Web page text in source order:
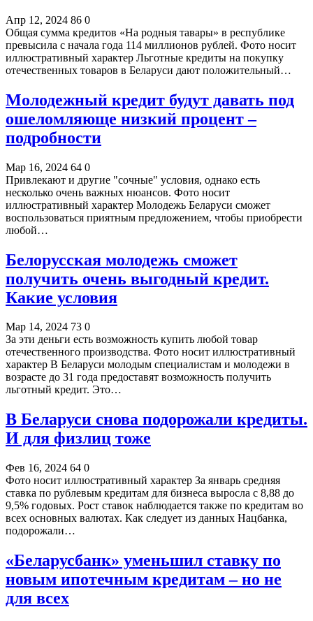
Апр 12, 2024 86 0
Общая сумма кредитов «На родныя тавары» в республике
превысила с начала года 114 миллионов рублей. Фото носит
иллюстративный характер Льготные кредиты на покупку
отечественных товаров в Беларуси дают положительный…
Молодежный кредит будут давать под
ошеломляюще низкий процент –
подробности
Мар 16, 2024 64 0
Привлекают и другие "сочные" условия, однако есть
несколько очень важных нюансов. Фото носит
иллюстративный характер Молодежь Беларуси сможет
воспользоваться приятным предложением, чтобы приобрести
любой…
Белорусская молодежь сможет
получить очень выгодный кредит.
Какие условия
Мар 14, 2024 73 0
За эти деньги есть возможность купить любой товар
отечественного производства. Фото носит иллюстративный
характер В Беларуси молодым специалистам и молодежи в
возрасте до 31 года предоставят возможность получить
льготный кредит. Это…
В Беларуси снова подорожали кредиты.
И для физлиц тоже
Фев 16, 2024 64 0
Фото носит иллюстративный характер За январь средняя
ставка по рублевым кредитам для бизнеса выросла с 8,88 до
9,5% годовых. Рост ставок наблюдается также по кредитам во
всех основных валютах. Как следует из данных Нацбанка,
подорожали…
«Беларусбанк» уменьшил ставку по
новым ипотечным кредитам – но не
для всех